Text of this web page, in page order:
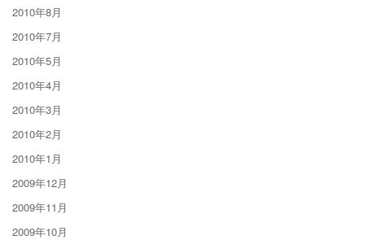
2010年8月
2010年7月
2010年5月
2010年4月
2010年3月
2010年2月
2010年1月
2009年12月
2009年11月
2009年10月